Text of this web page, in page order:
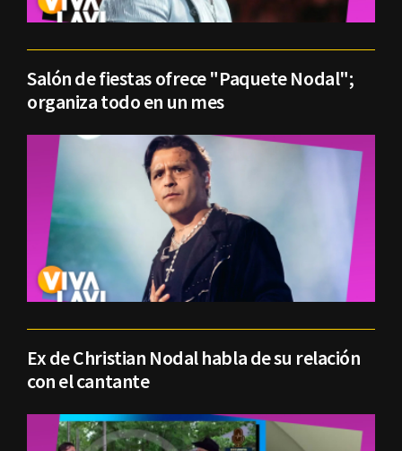
Salón de fiestas ofrece "Paquete Nodal";
organiza todo en un mes
Ex de Christian Nodal habla de su relación
con el cantante